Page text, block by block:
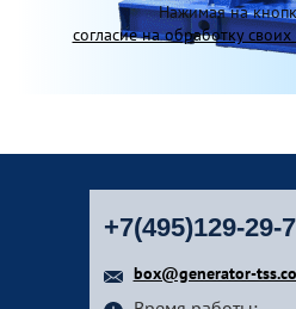
Нажимая на
согласие на обработку
+7(495)129-29-
box@generator-